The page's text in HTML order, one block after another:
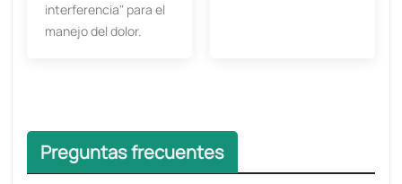
interferencia" para el
manejo del dolor.
Preguntas frecuentes